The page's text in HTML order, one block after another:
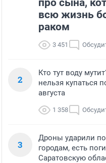
про сына,
всю жизнь
раком
3 451
2
Кто тут воду
нельзя купаться
августа
1 358
3
Дроны ударили
городам, есть
Саратовскую